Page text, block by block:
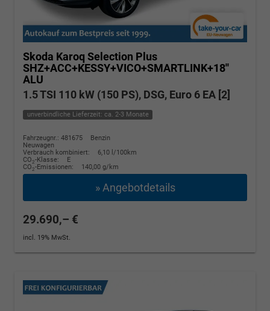
Skoda Karoq Selection Plus
SHZ+ACC+KESSY+VICO+SMARTLINK+18''
ALU
1.5 TSI 110 kW (150 PS), DSG, Euro 6 EA [2]
unverbindliche Lieferzeit: ca. 2-3 Monate
Fahrzeugnr.: 481675
Benzin
Neuwagen
Verbrauch kombiniert:
6,10 l/100km
CO2-Klasse:
E
CO2-Emissionen: 140,00 g/km
» Angebotdetails
29.690,– €
incl. 19% MwSt.